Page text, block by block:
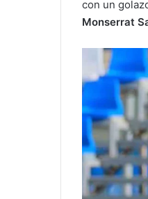
con un
Monserrat